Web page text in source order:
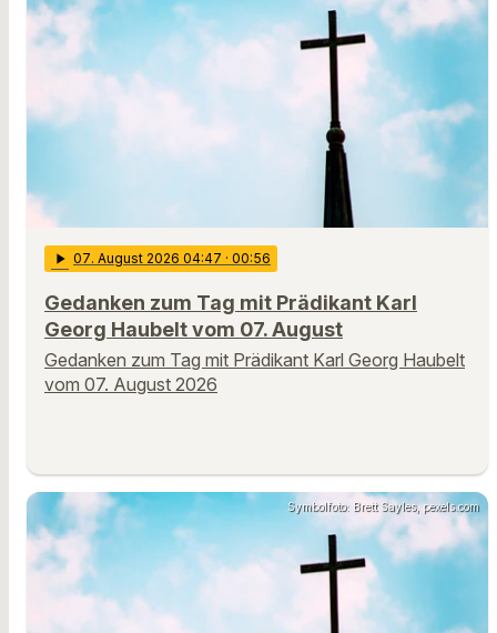
play_arrow 07. August 2026 04:47 · 00:56
Gedanken zum Tag mit Prädikant Karl
Georg Haubelt vom 07. August
Gedanken zum Tag mit Prädikant Karl Georg Haubelt
vom 07. August 2026
Symbolfoto: Brett Sayles, pexels.com